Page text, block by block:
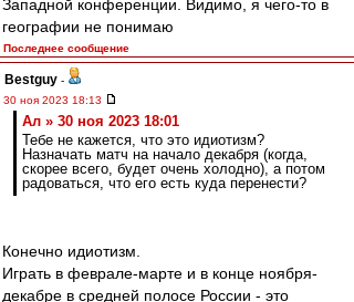
Западной конференции. Видимо, я чего-то в
географии не понимаю
Последнее сообщение
Bestguy -
30 ноя 2023 18:13
Ал » 30 ноя 2023 18:01
Тебе не кажется, что это идиотизм?
Назначать матч на начало декабря (когда,
скорее всего, будет очень холодно), а потом
радоваться, что его есть куда перенести?
Конечно идиотизм.
Играть в феврале-марте и в конце ноября-
декабре в средней полосе России - это